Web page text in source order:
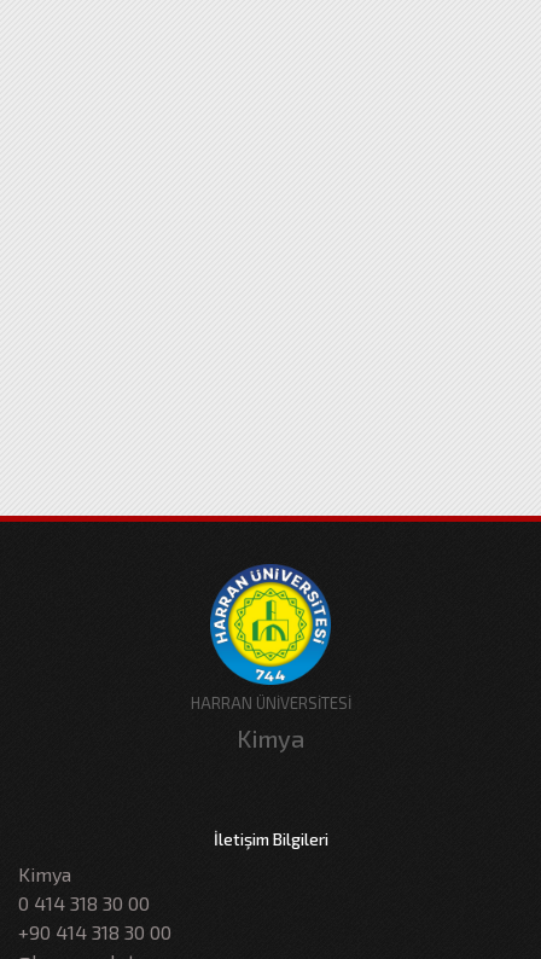
HARRAN ÜNİVERSİTESİ
Kimya
İletişim Bilgileri
Kimya
0 414 318 30 00
+90 414 318 30 00